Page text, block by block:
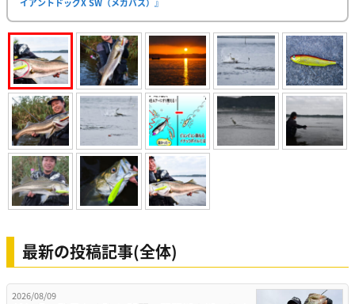
最新の投稿記事(全体)
2026/08/09